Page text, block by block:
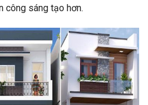
công sáng tạo hơn.